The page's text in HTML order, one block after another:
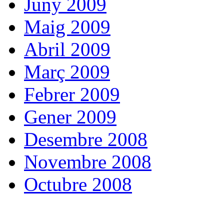
Juny 2009
Maig 2009
Abril 2009
Març 2009
Febrer 2009
Gener 2009
Desembre 2008
Novembre 2008
Octubre 2008